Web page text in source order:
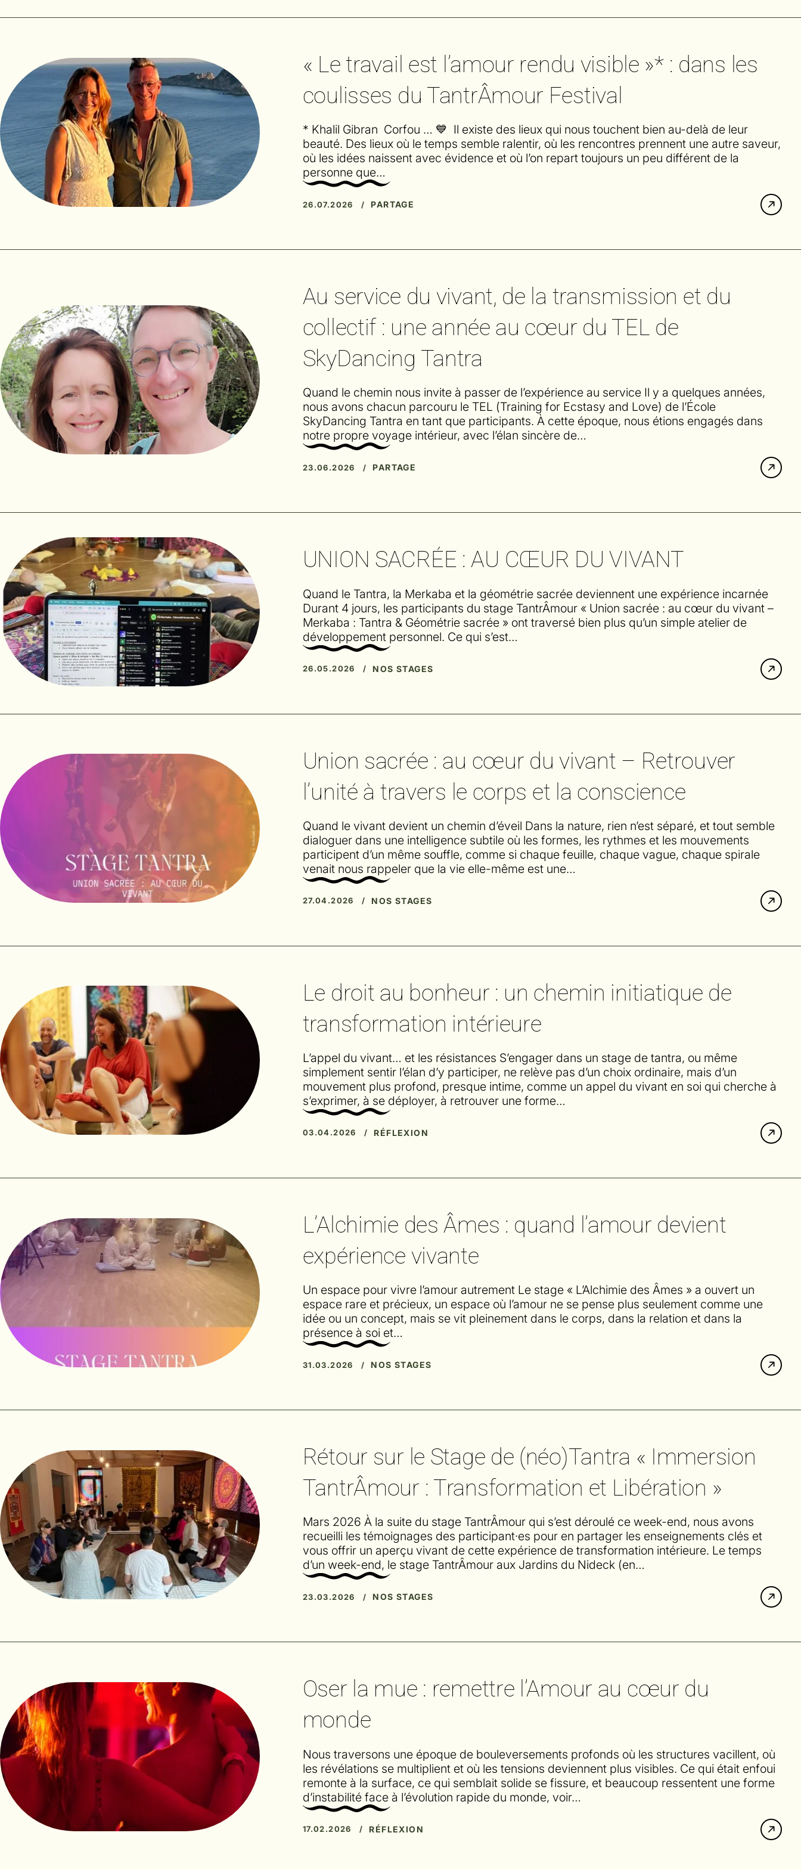
« Le travail est l’amour rendu visible »* : dans les
coulisses du TantrÂmour Festival
* Khalil Gibran Corfou … 💙 Il existe des lieux qui nous touchent bien au-delà de leur
beauté. Des lieux où le temps semble ralentir, où les rencontres prennent une autre saveur,
où les idées naissent avec évidence et où l’on repart toujours un peu différent de la
personne que…
26.07.2026 / PARTAGE
Au service du vivant, de la transmission et du
collectif : une année au cœur du TEL de
SkyDancing Tantra
Quand le chemin nous invite à passer de l’expérience au service Il y a quelques années,
nous avons chacun parcouru le TEL (Training for Ecstasy and Love) de l’École
SkyDancing Tantra en tant que participants. À cette époque, nous étions engagés dans
notre propre voyage intérieur, avec l’élan sincère de…
23.06.2026 / PARTAGE
UNION SACRÉE : AU CŒUR DU VIVANT
Quand le Tantra, la Merkaba et la géométrie sacrée deviennent une expérience incarnée
Durant 4 jours, les participants du stage TantrÂmour « Union sacrée : au cœur du vivant –
Merkaba : Tantra & Géométrie sacrée » ont traversé bien plus qu’un simple atelier de
développement personnel. Ce qui s’est…
26.05.2026 / NOS STAGES
Union sacrée : au cœur du vivant – Retrouver
l’unité à travers le corps et la conscience
Quand le vivant devient un chemin d’éveil Dans la nature, rien n’est séparé, et tout semble
dialoguer dans une intelligence subtile où les formes, les rythmes et les mouvements
participent d’un même souffle, comme si chaque feuille, chaque vague, chaque spirale
venait nous rappeler que la vie elle-même est une…
27.04.2026 / NOS STAGES
Le droit au bonheur : un chemin initiatique de
transformation intérieure
L’appel du vivant… et les résistances S’engager dans un stage de tantra, ou même
simplement sentir l’élan d’y participer, ne relève pas d’un choix ordinaire, mais d’un
mouvement plus profond, presque intime, comme un appel du vivant en soi qui cherche à
s’exprimer, à se déployer, à retrouver une forme…
03.04.2026 / RÉFLEXION
L’Alchimie des Âmes : quand l’amour devient
expérience vivante
Un espace pour vivre l’amour autrement Le stage « L’Alchimie des Âmes » a ouvert un
espace rare et précieux, un espace où l’amour ne se pense plus seulement comme une
idée ou un concept, mais se vit pleinement dans le corps, dans la relation et dans la
présence à soi et…
31.03.2026 / NOS STAGES
Rétour sur le Stage de (néo)Tantra « Immersion
TantrÂmour : Transformation et Libération »
Mars 2026 À la suite du stage TantrÂmour qui s’est déroulé ce week-end, nous avons
recueilli les témoignages des participant·es pour en partager les enseignements clés et
vous offrir un aperçu vivant de cette expérience de transformation intérieure. Le temps
d’un week-end, le stage TantrÂmour aux Jardins du Nideck (en…
23.03.2026 / NOS STAGES
Oser la mue : remettre l’Amour au cœur du
monde
Nous traversons une époque de bouleversements profonds où les structures vacillent, où
les révélations se multiplient et où les tensions deviennent plus visibles. Ce qui était enfoui
remonte à la surface, ce qui semblait solide se fissure, et beaucoup ressentent une forme
d’instabilité face à l’évolution rapide du monde, voir…
17.02.2026 / RÉFLEXION